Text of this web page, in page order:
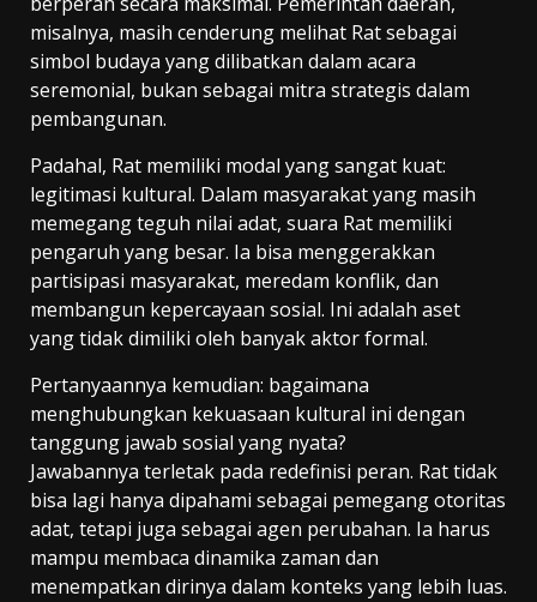
misalnya, masih cenderung melihat Rat sebagai
simbol budaya yang dilibatkan dalam acara
seremonial, bukan sebagai mitra strategis dalam
pembangunan.
Padahal, Rat memiliki modal yang sangat kuat:
legitimasi kultural. Dalam masyarakat yang masih
memegang teguh nilai adat, suara Rat memiliki
pengaruh yang besar. Ia bisa menggerakkan
partisipasi masyarakat, meredam konflik, dan
membangun kepercayaan sosial. Ini adalah aset
yang tidak dimiliki oleh banyak aktor formal.
Pertanyaannya kemudian: bagaimana
menghubungkan kekuasaan kultural ini dengan
tanggung jawab sosial yang nyata?
Jawabannya terletak pada redefinisi peran. Rat tidak
bisa lagi hanya dipahami sebagai pemegang otoritas
adat, tetapi juga sebagai agen perubahan. Ia harus
mampu membaca dinamika zaman dan
menempatkan dirinya dalam konteks yang lebih luas.